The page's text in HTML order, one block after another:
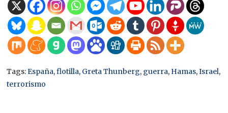
Tags:España,flotilla, Greta Thunberg, guerra, Hamas,Israel,
terrorismo